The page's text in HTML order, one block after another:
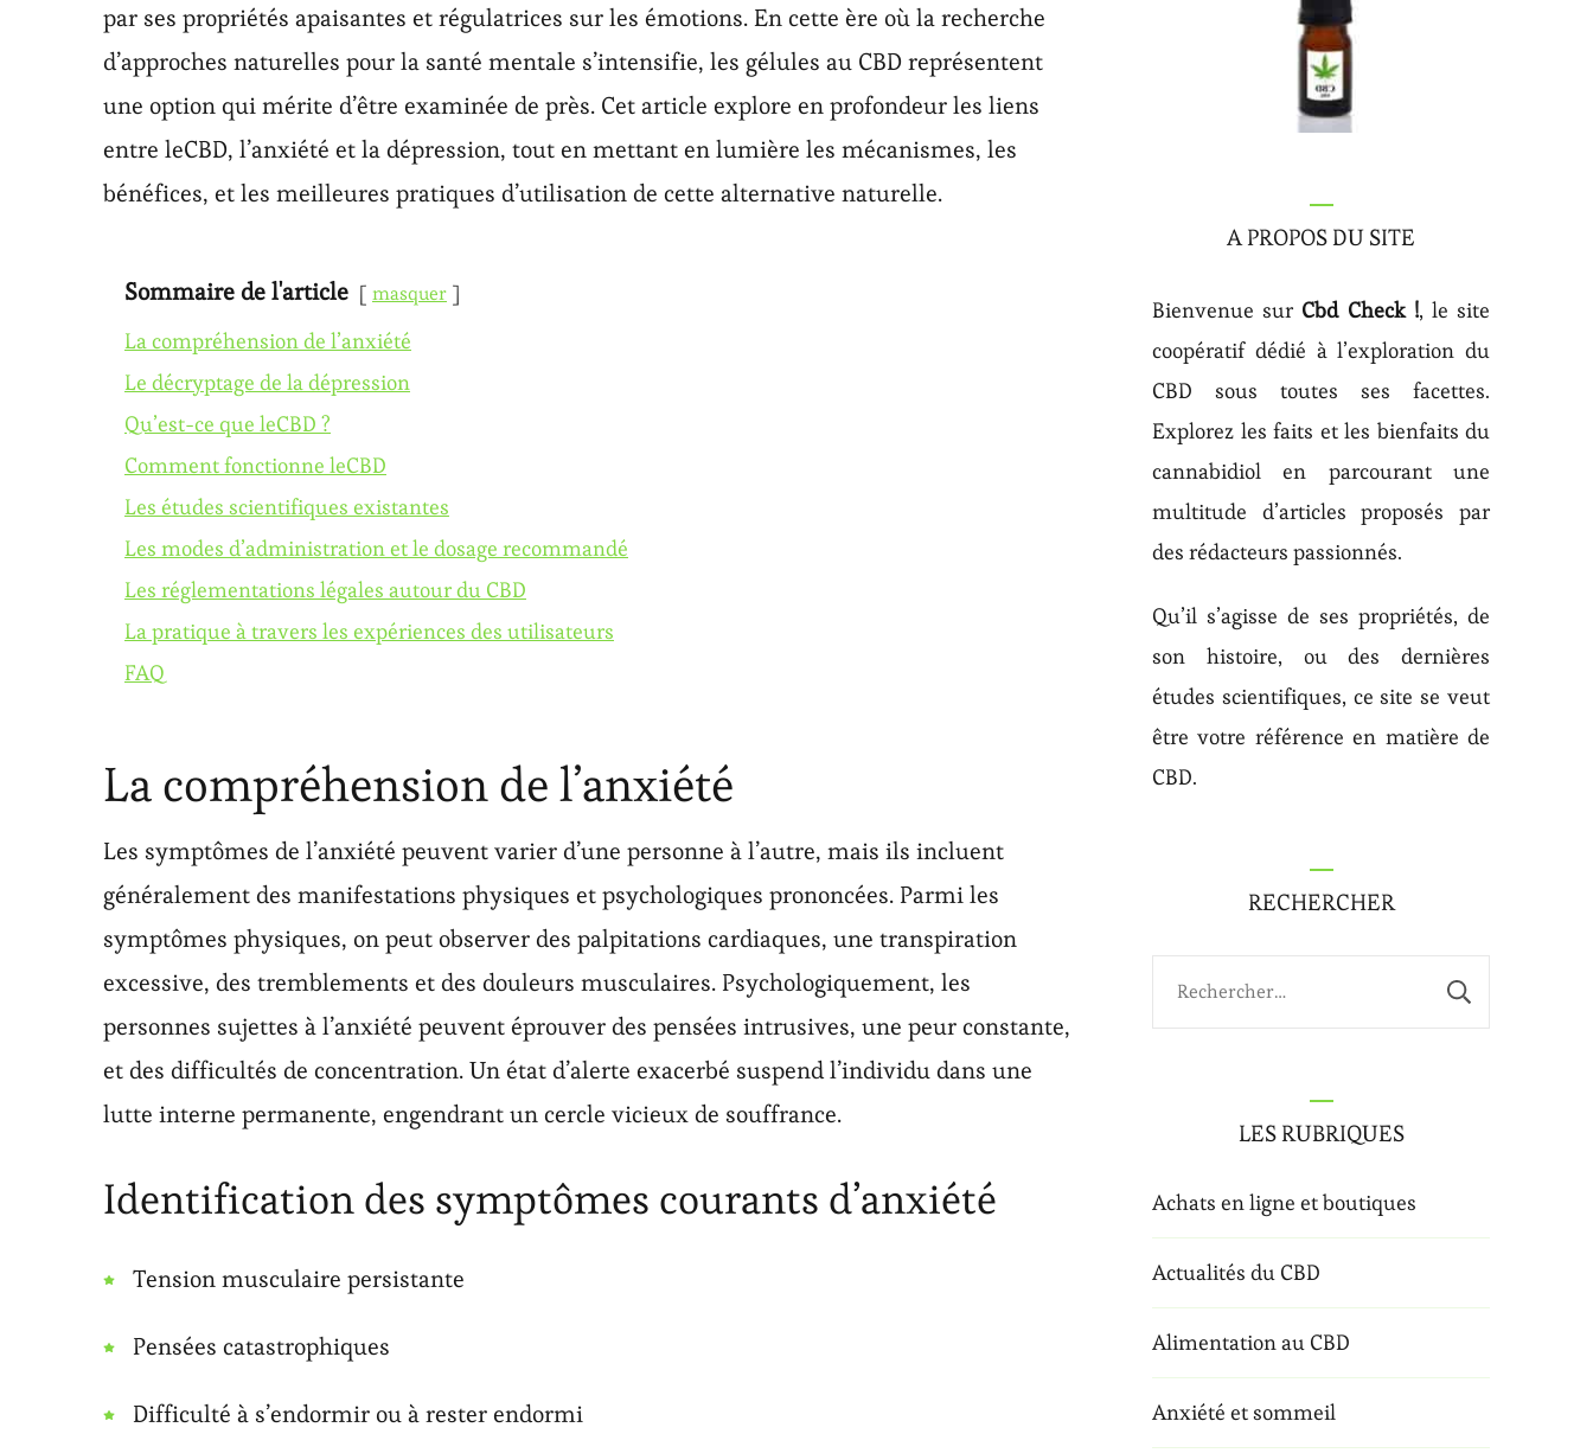
par ses propriétés apaisantes et régulatrices sur les émotions. En cette ère où la recherche
d’approches naturelles pour la santé mentale s’intensifie, les gélules au CBD représentent
une option qui mérite d’être examinée de près. Cet article explore en profondeur les liens
entre leCBD, l’anxiété et la dépression, tout en mettant en lumière les mécanismes, les
bénéfices, et les meilleures pratiques d’utilisation de cette alternative naturelle.
Sommaire de l'article masquer
La compréhension de l’anxiété
Le décryptage de la dépression
Qu’est-ce que leCBD ?
Comment fonctionne leCBD
Les études scientifiques existantes
Les modes d’administration et le dosage recommandé
Les réglementations légales autour du CBD
La pratique à travers les expériences des utilisateurs
FAQ
La compréhension de l’anxiété
Les symptômes de l’anxiété peuvent varier d’une personne à l’autre, mais ils incluent
généralement des manifestations physiques et psychologiques prononcées. Parmi les
symptômes physiques, on peut observer des palpitations cardiaques, une transpiration
excessive, des tremblements et des douleurs musculaires. Psychologiquement, les
personnes sujettes à l’anxiété peuvent éprouver des pensées intrusives, une peur constante,
et des difficultés de concentration. Un état d’alerte exacerbé suspend l’individu dans une
lutte interne permanente, engendrant un cercle vicieux de souffrance.
Identification des symptômes courants d’anxiété
Tension musculaire persistante
Pensées catastrophiques
Difficulté à s’endormir ou à rester endormi
A PROPOS DU SITE
Bienvenue sur Cbd Check !, le site
coopératif dédié à l’exploration du
CBD sous toutes ses facettes.
Explorez les faits et les bienfaits du
cannabidiol en parcourant une
multitude d’articles proposés par
des rédacteurs passionnés.
Qu’il s’agisse de ses propriétés, de
son histoire, ou des dernières
études scientifiques, ce site se veut
être votre référence en matière de
CBD.
RECHERCHER
LES RUBRIQUES
Achats en ligne et boutiques
Actualités du CBD
Alimentation au CBD
Anxiété et sommeil